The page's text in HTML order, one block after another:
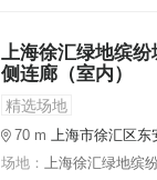
上海徐汇绿地缤
侧连廊（室内）
精选场地
70 m
上海市徐汇区东安路562
场地：
上海徐汇绿地缤